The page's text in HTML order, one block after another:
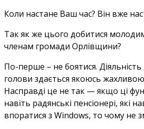
Коли настане Ваш час? Він вже
Так як же цього добитися
членам громади Орлівщини?
По-перше – не боятися.
голови здається якоюсь
Насправді це не так — якщо ці
навіть радянські пенсіонері, які
впоратися з Windows, то чому не